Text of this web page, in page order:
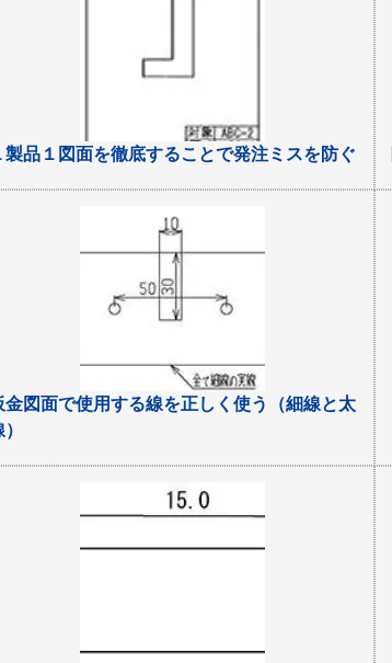
製品１図面を徹底することで発注ミスを防ぐ
金図面で使用する線を正しく使う（細線と太